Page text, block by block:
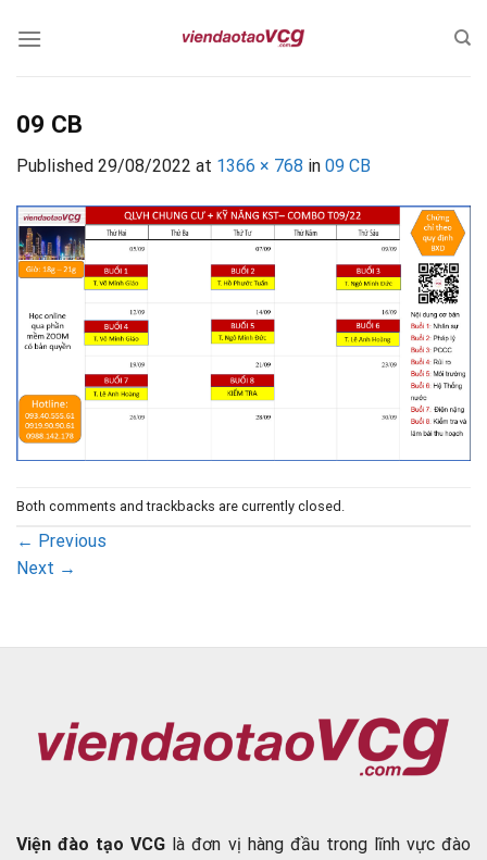
09 CB
Published 29/08/2022 at 1366 × 768 in 09 CB
Both comments and trackbacks are currently closed.
← Previous
Next →
Viện đào tạo VCG là đơn vị hàng đầu trong lĩnh vực đào